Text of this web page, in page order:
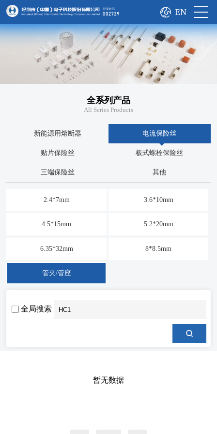
EN
全系列产品
All Series Products
新能源用熔断器 电流保险丝
贴片保险丝 板式螺栓保险丝
三端保险丝 其他
2.4*7mm 3.6*10mm
4.5*15mm 5.2*20mm
6.35*32mm 8*8.5mm
管夹/管座
全局搜索
暂无数据